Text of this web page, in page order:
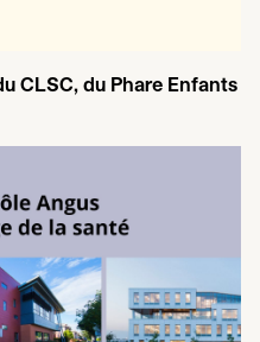
CLSC, du Phare Enfants